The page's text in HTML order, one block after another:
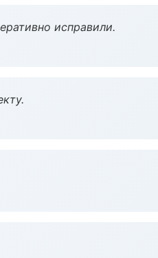
исправили.